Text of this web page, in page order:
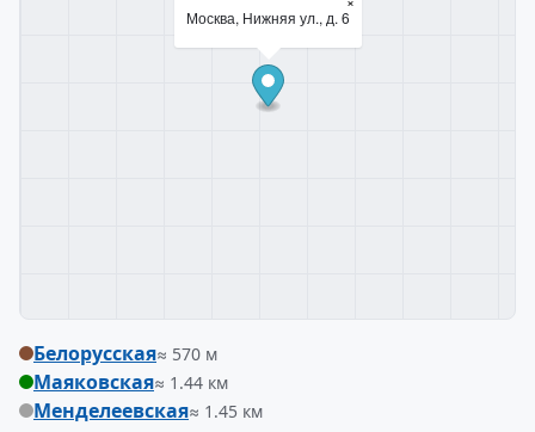
Москва, Нижняя ул., д. 6
Белорусская≈ 570 м
Маяковская≈ 1.44 км
Менделеевская≈ 1.45 км